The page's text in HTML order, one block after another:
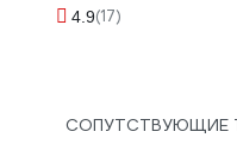
белый, 280 мл KX-1W
4.9(17)
СОПУТСТВУЮЩИЕ